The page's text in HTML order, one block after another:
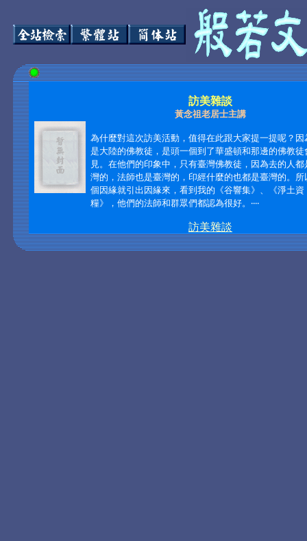
訪美雜談
黃念祖老居士主講
為什麼對這次訪美活動，值得在此跟大家提一提呢？因
是大陸的佛教徒，是頭一個到了華盛頓和那邊的佛教徒
見。在他們的印象中，只有臺灣佛教徒，因為去的人都
灣的，法師也是臺灣的，印經什麼的也都是臺灣的。所
個因緣就引出因緣來，看到我的《谷響集》、《淨土資
糧》，他們的法師和群眾們都認為很好。‧‧‧‧
訪美雜談